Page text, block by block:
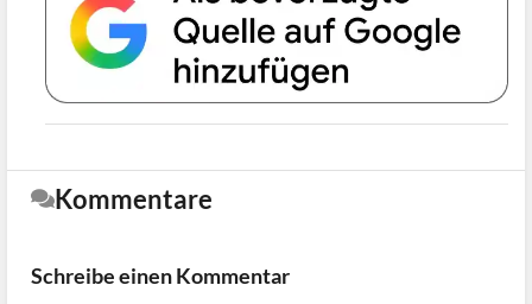
Kommentare
Schreibe einen Kommentar